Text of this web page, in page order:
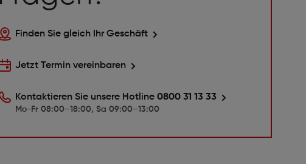
Finden Sie gleich Ihr Geschäft
Jetzt Termin vereinbaren
Kontaktieren Sie unsere Hotline0800 31 13 33
Mo-Fr 08:00–18:00, Sa 09:00–13:00